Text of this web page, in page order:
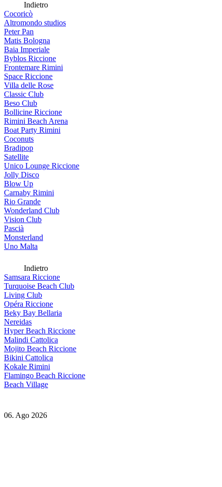
Indietro
Cocoricò
Altromondo studios
Peter Pan
Matis Bologna
Baia Imperiale
Byblos Riccione
Frontemare Rimini
Space Riccione
Villa delle Rose
Classic Club
Beso Club
Bollicine Riccione
Rimini Beach Arena
Boat Party Rimini
Coconuts
Bradipop
Satellite
Unico Lounge Riccione
Jolly Disco
Blow Up
Carnaby Rimini
Rio Grande
Wonderland Club
Vision Club
Pascià
Monsterland
Uno Malta
Indietro
Samsara Riccione
Turquoise Beach Club
Living Club
Opéra Riccione
Beky Bay Bellaria
Nereidas
Hyper Beach Riccione
Malindi Cattolica
Mojito Beach Riccione
Bikini Cattolica
Kokale Rimini
Flamingo Beach Riccione
Beach Village
06. Ago 2026